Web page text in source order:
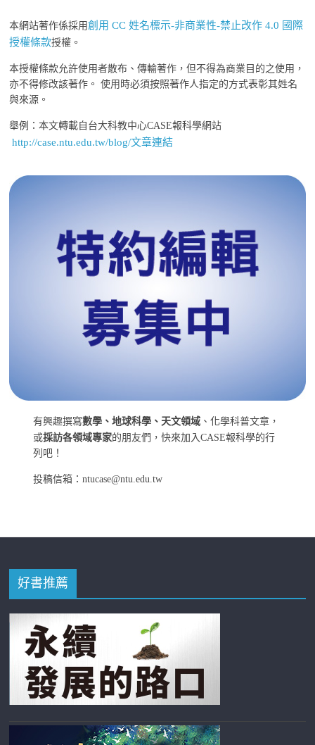
本網站著作係採用創用 CC 姓名標示-非商業性-禁止改作 4.0 國際
授權條款授權。
本授權條款允許使用者散布、傳輸著作，但不得為商業目的之使用，
亦不得修改該著作。 使用時必須按照著作人指定的方式表彰其姓名
與來源。
舉例：本文轉載自台大科教中心CASE報科學網站
http://case.ntu.edu.tw/blog/文章連結
有興趣撰寫數學、地球科學、天文領域 、化學科普文章，
或採訪各領域專家的朋友們，快來加入CASE報科學的行
列吧！
投稿信箱：ntucase@ntu.edu.tw
好書推薦